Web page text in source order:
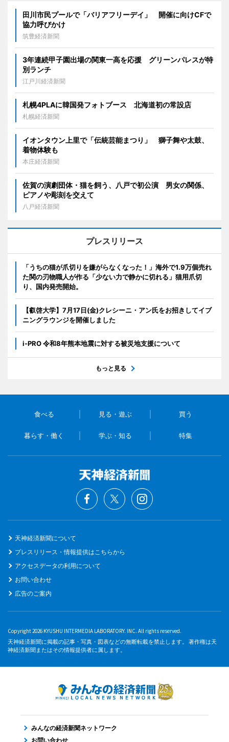
田川市民プールで「バリアフリーデイ」 開催に向けCFで
協力呼びかけ
筑豊経済新聞
3年連続甲子園出場の関東一高を応援 グリーンパレスが特
別ランチ
江戸川経済新聞
札幌4PLAに韓国発フォトブース 北海道初の常設店
札幌経済新聞
イオンタウン上里で「伝統芸能まつり」 獅子舞や太鼓、
着物体験も
本庄経済新聞
佐賀の演劇団体・猫を飼う、八戸で初公演 男女の関係、
ピアノや彫刻を交えて
八戸経済新聞
プレスリリース
「うちの猫が爪切りを嫌がらなくなった！」海外で1.9万個売れ
た関の刃物職人が作る「少ない力で静かに切れる」猫用爪切
り、国内発売開始。
【叡啓大学】7月17日(金)クレシーニ・アン氏をお招きしてイブ
ニングラウンジを開催しました
i-PRO 令和8年熊本地震に対する被災地支援について
もっと見る
食べる 見る・遊ぶ 買う
暮らす・働く 学ぶ・知る 特集
天神経済新聞について
プレスリリース・情報提供はこちらから
アクセスデータの利用について
お問い合わせ
広告のご案内
Copyright 2026 KYUSHU INTERMEDIA LABORATORY. INC. All rights reserved.
天神経済新聞に掲載の記事・写真・図表などの無断転載を禁止します。 著作権は天
神経済新聞またはその情報提供者に属します。
みんなの経済新聞ネットワーク
お問い合わせ